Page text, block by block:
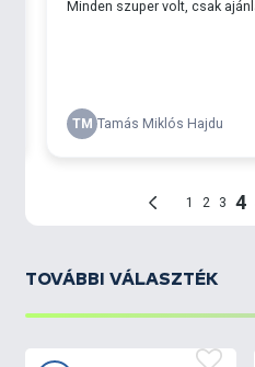
TOVÁBBI VÁLASZTÉK